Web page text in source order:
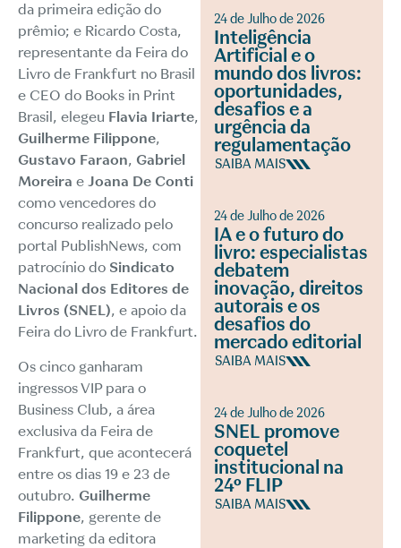
da primeira edição do
prêmio; e Ricardo Costa,
representante da Feira do
Livro de Frankfurt no Brasil
e CEO do Books in Print
Brasil, elegeu Flavia Iriarte,
Guilherme Filippone,
Gustavo Faraon, Gabriel
Moreira e Joana De Conti
como vencedores do
concurso realizado pelo
portal PublishNews, com
patrocínio do Sindicato
Nacional dos Editores de
Livros (SNEL), e apoio da
Feira do Livro de Frankfurt.
Os cinco ganharam
ingressos VIP para o
Business Club, a área
exclusiva da Feira de
Frankfurt, que acontecerá
entre os dias 19 e 23 de
outubro. Guilherme
Filippone, gerente de
marketing da editora
24 de Julho de 2026
Inteligência
Artificial e o
mundo dos livros:
oportunidades,
desafios e a
urgência da
regulamentação
SAIBA MAIS
24 de Julho de 2026
IA e o futuro do
livro: especialistas
debatem
inovação, direitos
autorais e os
desafios do
mercado editorial
SAIBA MAIS
24 de Julho de 2026
SNEL promove
coquetel
institucional na
24º FLIP
SAIBA MAIS